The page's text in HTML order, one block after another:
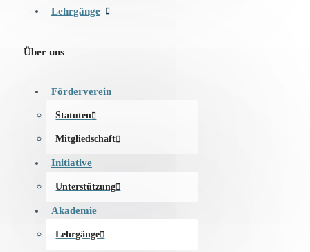
Lehrgänge
Über uns
Förderverein
Statuten
Mitgliedschaft
Initiative
Unterstützung
Akademie
Lehrgänge